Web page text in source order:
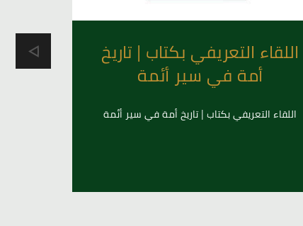
اللقاء التعريفي بكتاب | تاريخ
أمة في سير أئمة
اللقاء التعريفي بكتاب | تاريخ أمة في سير أئمة